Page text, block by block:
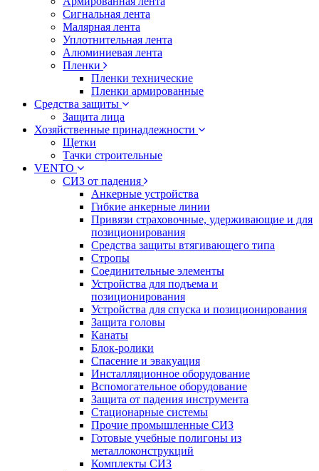
Сигнальная лента
Малярная лента
Уплотнительная лента
Алюминиевая лента
Пленки
Пленки технические
Пленки армированные
Средства защиты
Защита лица
Хозяйственные принадлежности
Щетки
Тачки строительные
VENTO
СИЗ от падения
Анкерные устройства
Гибкие анкерные линии
Привязи страховочные, удерживающие и для
позиционирования
Средства защиты втягивающего типа
Стропы
Соединительные элементы
Устройства для подъема и
позиционирования
Устройства для спуска и позиционирования
Защита головы
Канаты
Блок-ролики
Спасение и эвакуация
Инсталляционное оборудование
Вспомогательное оборудование
Защита от падения инструмента
Стационарные системы
Прочие промышленные СИЗ
Готовые учебные полигоны из
металлоконструкций
Комплекты СИЗ